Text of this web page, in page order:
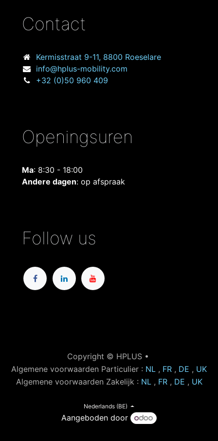
Contact
Kermisstraat 9-11, 8800 Roeselare
info@hplus-mobility.com
+32 (0)50 960 409
Openingsuren
Ma: 8:30 - 18:00
Andere dagen: op afspraak
Follow us
Copyright © HPLUS •
Algemene voorwaarden Particulier : NL , FR , DE , UK
Algemene voorwaarden Zakelijk : NL, FR, DE , UK
Nederlands (BE)
Aangeboden door